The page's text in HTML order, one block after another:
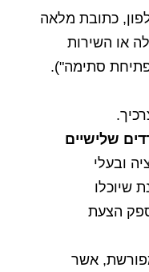
כתובת מלאה
או השירות
סתימה").
שלישיים
ובעלי
שיוכלו
הצעת
אשר